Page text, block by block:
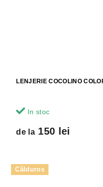
LENJERIE COCOLINO
In stoc
de la150 lei
Călduros